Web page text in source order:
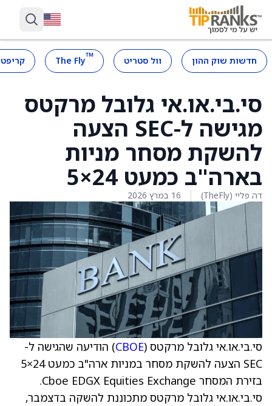
חדשות שוק ההון וול סטריט ™
The Fly
סי.בי.או.אי גלובל מרקטס
מגישה ל-SEC הצעה
להשקת מסחר מניות
בארה"ב כמעט 24×5
דה פליי (TheFly) 16 במרץ 2026
סי.בי.או.אי גלובל מרקטס (CBOE) הודיעה שהגישה ל-
SEC הצעה להשקת מסחר במניות ארה"ב כמעט 24×5
בזירת המסחר Cboe EDGX Equities Exchange.
סי.בי.או.אי גלובל מרקטס מתכוננת להשקה בדצמבר,